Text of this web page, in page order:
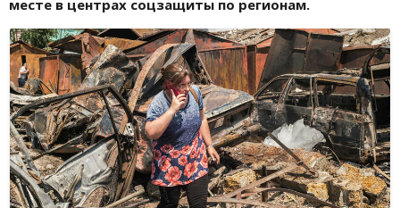
месте в центрах соцзащиты по регионам.